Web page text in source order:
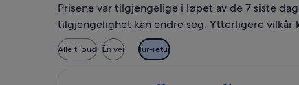
Prisene var tilgjengelige i løpet av de 7 siste
tilgjengelighet kan endre seg. Ytterligere vilkår
Alle tilbud Én vei Tur-retur